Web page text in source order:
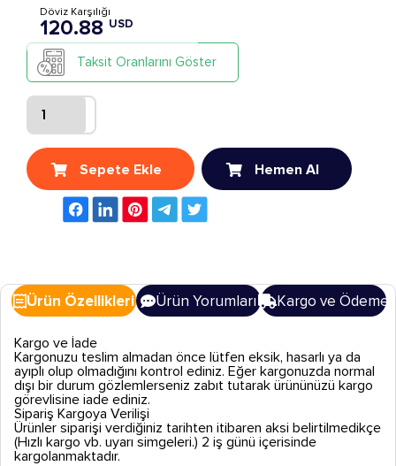
Döviz Karşılığı
120.88 USD
Taksit Oranlarını Göster
Sepete Ekle Hemen Al
Ürün Özellikleri Ürün Yorumları Kargo ve Ödeme
Kargo ve İade
Kargonuzu teslim almadan önce lütfen eksik, hasarlı ya da
ayıplı olup olmadığını kontrol ediniz. Eğer kargonuzda normal
dışı bir durum gözlemlerseniz zabıt tutarak ürününüzü kargo
görevlisine iade ediniz.
Sipariş Kargoya Verilişi
Ürünler siparişi verdiğiniz tarihten itibaren aksi belirtilmedikçe
(Hızlı kargo vb. uyarı simgeleri.) 2 iş günü içerisinde
kargolanmaktadır.